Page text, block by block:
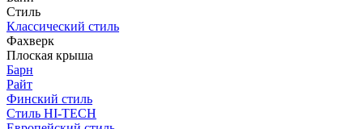
Стиль
Классический стиль
Фахверк
Плоская крыша
Барн
Райт
Финский стиль
Стиль HI-TECH